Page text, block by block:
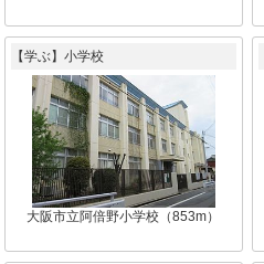
【学ぶ】小学校
大阪市立阿倍野小学校（853m）